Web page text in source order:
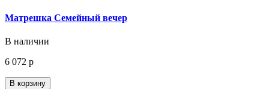
Матрешка Семейный вечер
В наличии
6 072 р
В корзину